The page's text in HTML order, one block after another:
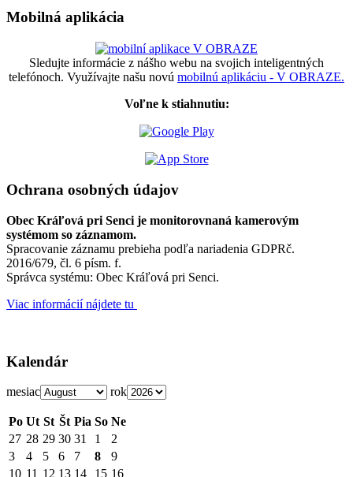
Mobilná aplikácia
Sledujte informácie z nášho webu na svojich inteligentných
telefónoch. Využívajte našu novú mobilnú aplikáciu - V OBRAZE.
Voľne k stiahnutiu:
Ochrana osobných údajov
Obec Kráľová pri Senci je monitorovnaná kamerovým
systémom so záznamom.
Spracovanie záznamu prebieha podľa nariadenia GDPRč.
2016/679, čl. 6 písm. f.
Správca systému: Obec Kráľová pri Senci.
Viac informácií nájdete tu
Kalendár
mesiac rok
Po Ut St Št Pia So Ne
27 28 29 30 31 1
2
3
4 5 6 7 8
9
10 11 12 13 14 15 16